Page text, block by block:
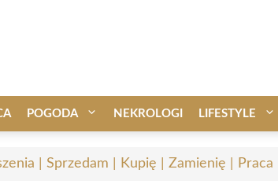
POGODA NEKROLOGI LIFESTYLE
| Sprzedam | Kupię | Zamienię | Praca